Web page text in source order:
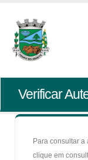
Verificar
Para consultar
clique em